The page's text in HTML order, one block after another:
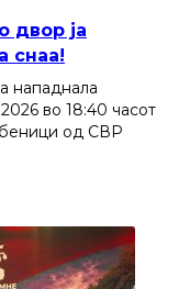
двор ја
снаа!
нападнала
во 18:40 часот
од СВР